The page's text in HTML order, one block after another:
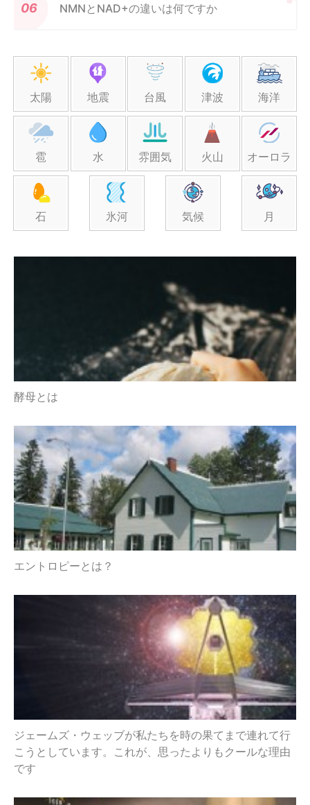
NMNとNAD+の違いは何ですか
太陽 地震 台風 津波 海洋
雹 水 雰囲気 火山 オーロラ
石 氷河 気候 月
酵母とは
エントロピーとは？
ジェームズ・ウェッブが私たちを時の果てまで連れて行
こうとしています。これが、思ったよりもクールな理由
です